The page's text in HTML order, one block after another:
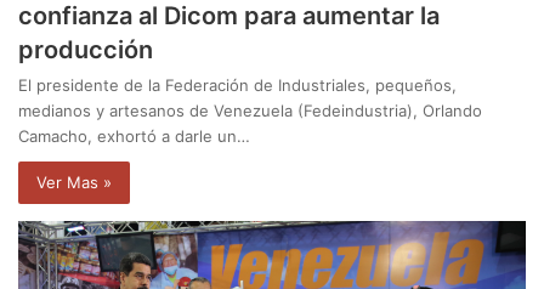
confianza al Dicom para aumentar la
producción
El presidente de la Federación de Industriales, pequeños,
medianos y artesanos de Venezuela (Fedeindustria), Orlando
Camacho, exhortó a darle un…
Ver Mas »